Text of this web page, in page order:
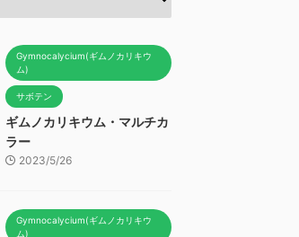
Gymnocalycium(ギムノカリキウ
ム)
サボテン
ギムノカリキウム・マルチカ
ラー
2023/5/26
Gymnocalycium(ギムノカリキウ
ム)